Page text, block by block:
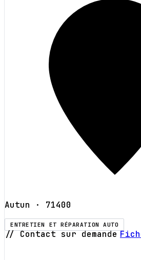
Autun · 71400
ENTRETIEN ET RÉPARATION AUTO
// Contact sur demande